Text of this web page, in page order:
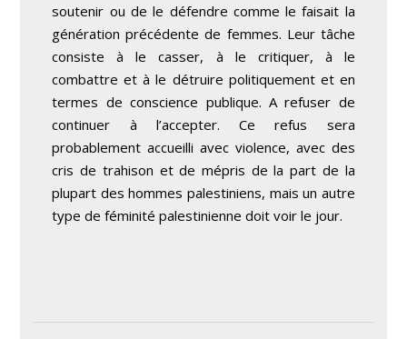
soutenir ou de le défendre comme le faisait la
génération précédente de femmes. Leur tâche
consiste à le casser, à le critiquer, à le
combattre et à le détruire politiquement et en
termes de conscience publique. A refuser de
continuer à l’accepter. Ce refus sera
probablement accueilli avec violence, avec des
cris de trahison et de mépris de la part de la
plupart des hommes palestiniens, mais un autre
type de féminité palestinienne doit voir le jour.